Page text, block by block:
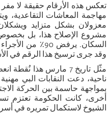
تعكس هذه الأرقام حقيقة لا
مهاجمة المعاشات التقاعدية،
معزولان بشكل متزايد
مشروع الإصلاح هذا، بل بخصوص
السكان. يرفض
وقد جرى ترسيخ هذا الرقم في
مثّل تاريخ 7 مارس هذا
ناحية، دعت النقابات البي
بمواجهة حاسمة بين الحركة
أخرى، كانت الحكومة تعتزم
الشيوخ لاستكمال تمريره في